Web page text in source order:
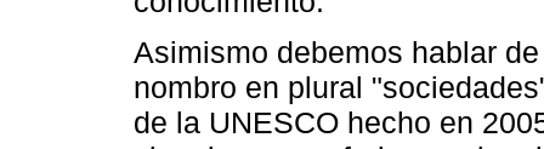
Asimismo debemos hablar
nombro en plural
de la UNESCO hecho en